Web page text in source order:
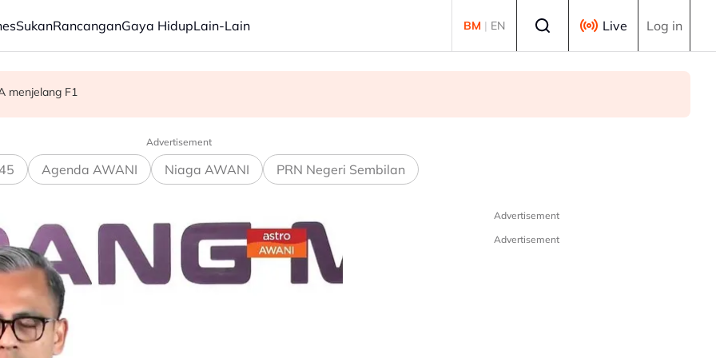
SukanRancanganGaya HidupLain-Lain BM | EN Live Log in
menjelang F1
bekalan air domestik
Advertisement
Agenda AWANI Niaga AWANI PRN Negeri Sembilan
Advertisement
Advertisement